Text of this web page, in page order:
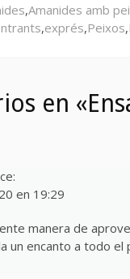
,Amanides amb
,exprés,Peixos,
en
en 19:29
manera de
un encanto a todo el